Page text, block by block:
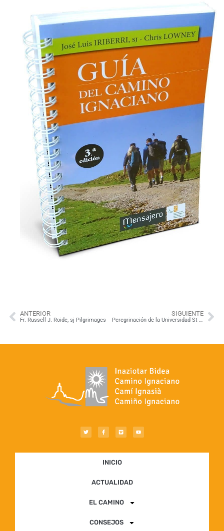
ANTERIOR
Fr. Russell J. Roide, sj Pilgrimages
SIGUIENTE
Peregrinación de la Universidad St Regis
INICIO
ACTUALIDAD
EL CAMINO
CONSEJOS